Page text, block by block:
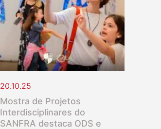
20.10.25
Mostra de Projetos
Interdisciplinares do
SANFRA destaca ODS e